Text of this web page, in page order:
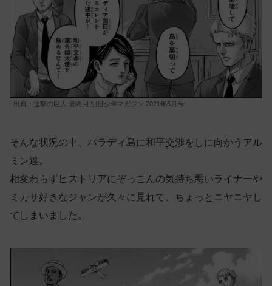
出典：進撃の巨人 最終回 別冊少年マガジン 2021年5月号
そんな状況の中、パラディ島に和平交渉をしに向かうアル
ミン達。
相変わらずヒストリアにぞっこんの気持ち悪いライナーや
ミカサ好きなジャンが久々に見れて、ちょっとニヤニヤし
てしまいました。